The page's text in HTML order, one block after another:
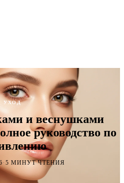
УХОД
и веснушками
руководство по
·5 МИНУТ ЧТЕНИЯ